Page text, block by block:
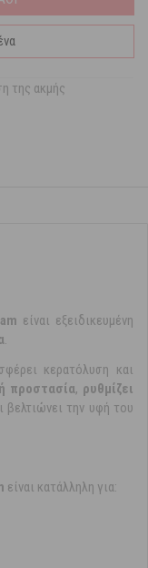
της ακμής
είναι εξειδικευμένη
.
κερατόλυση και
προστασία, ρυθμίζει
βελτιώνει την υφή του
είναι κατάλληλη για: